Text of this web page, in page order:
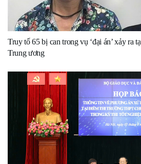
Truy tố 65 bị can trong vụ ‘đại án’ xảy ra
Trung ương